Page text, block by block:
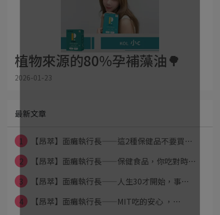
植物來源的80%孕補藻油🌳
2026-01-23
最新文章
1
【昂萃】面癱執行長——這2種保健品不要買⋯
2
【昂萃】面癱執行長——保健食品，你吃對時⋯
3
【昂萃】面癱執行長——人生30才開始，事⋯
4
【昂萃】面癱執行長——MIT吃的安心 ，⋯